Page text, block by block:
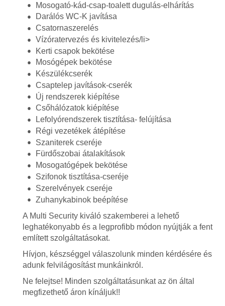
Mosogató-kád-csap-toalett dugulás-elhárítás
Darálós WC-K javítása
Csatornaszerelés
Vízóratervezés és kivitelezés/li>
Kerti csapok bekötése
Mosógépek bekötése
Készülékcserék
Csaptelep javítások-cserék
Új rendszerek kiépítése
Csőhálózatok kiépítése
Lefolyórendszerek tisztítása- felújítása
Régi vezetékek átépítése
Szaniterek cseréje
Fürdőszobai átalakítások
Mosogatógépek bekötése
Szifonok tisztítása-cseréje
Szerelvények cseréje
Zuhanykabinok beépítése
A Multi Security kiváló szakemberei a lehető
leghatékonyabb és a legprofibb módon nyújtják a fent
említett szolgáltatásokat.
Hívjon, készséggel válaszolunk minden kérdésére és
adunk felvilágosítást munkáinkról.
Ne felejtse! Minden szolgáltatásunkat az ön által
megfizethető áron kínáljuk!!